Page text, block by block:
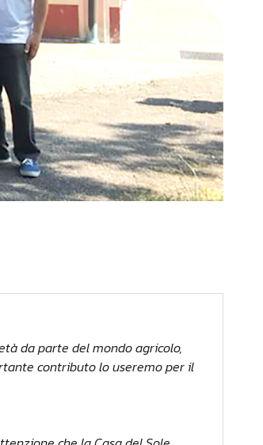
da parte del mondo agricolo,
contributo lo useremo per il